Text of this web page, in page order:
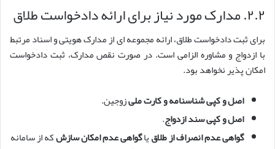
۲.۲. مدارک مورد نیاز برای ارائه دادخواست طلاق
برای ثبت دادخواست طلاق، ارائه مجموعه ای از مدارک هویتی و اسناد مرتبط
با ازدواج و مشاوره الزامی است. در صورت نقص مدارک، ثبت دادخواست
امکان پذیر نخواهد بود.
اصل و کپی شناسنامه و کارت ملیزوجین.
اصل و کپی سند ازدواج.
گواهی عدم انصراف از طلاقیاگواهی عدم امکان سازشکه از سامانه